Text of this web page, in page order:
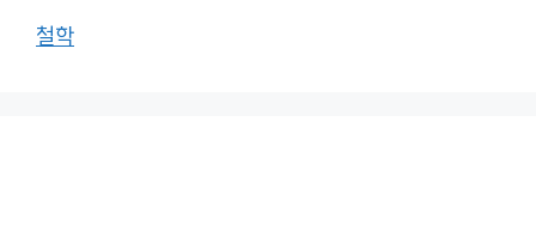
철학